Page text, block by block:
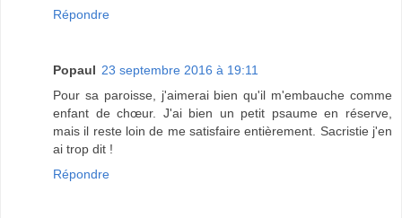
Répondre
Popaul 23 septembre 2016 à 19:11
Pour sa paroisse, j'aimerai bien qu'il m'embauche comme
enfant de chœur. J'ai bien un petit psaume en réserve,
mais il reste loin de me satisfaire entièrement. Sacristie j'en
ai trop dit !
Répondre